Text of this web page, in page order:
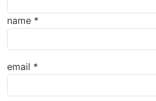
name *
email *